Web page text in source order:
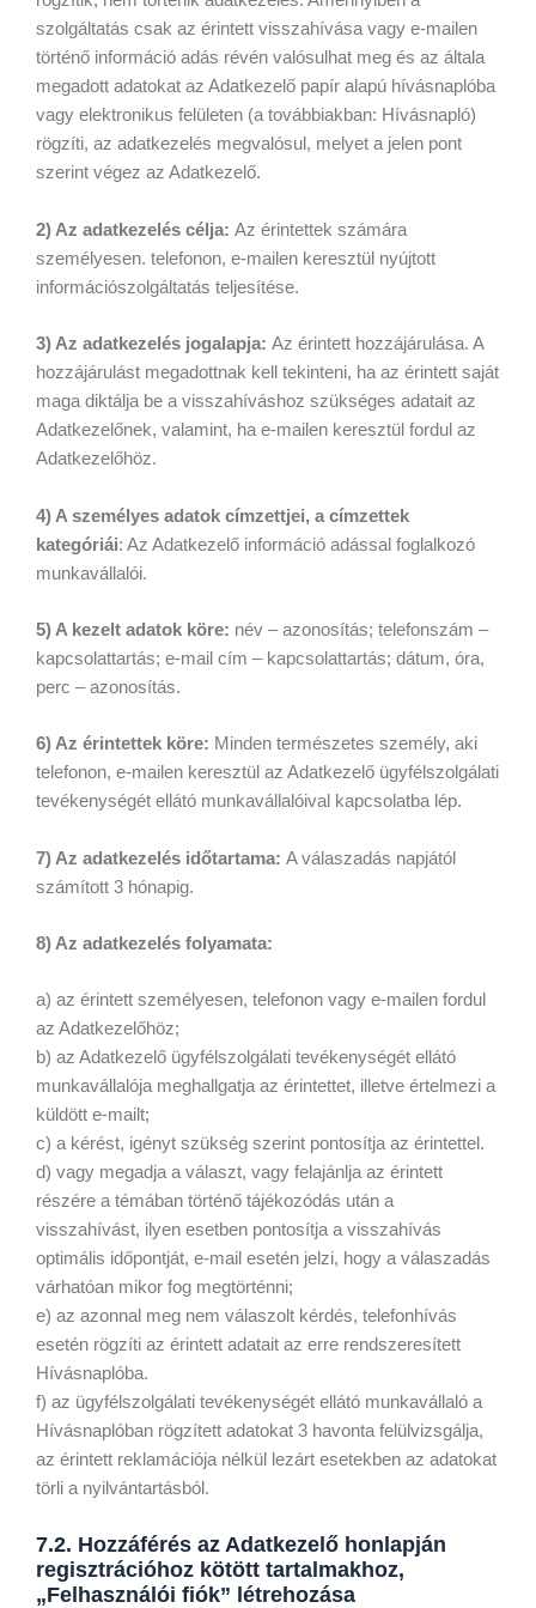
szolgáltatás csak az érintett visszahívása vagy e-mailen
történő információ adás révén valósulhat meg és az általa
megadott adatokat az Adatkezelő papír alapú hívásnaplóba
vagy elektronikus felületen (a továbbiakban: Hívásnapló)
rögzíti, az adatkezelés megvalósul, melyet a jelen pont
szerint végez az Adatkezelő.
2) Az adatkezelés célja: Az érintettek számára
személyesen. telefonon, e-mailen keresztül nyújtott
információszolgáltatás teljesítése.
3) Az adatkezelés jogalapja: Az érintett hozzájárulása. A
hozzájárulást megadottnak kell tekinteni, ha az érintett saját
maga diktálja be a visszahíváshoz szükséges adatait az
Adatkezelőnek, valamint, ha e-mailen keresztül fordul az
Adatkezelőhöz.
4) A személyes adatok címzettjei, a címzettek
kategóriái: Az Adatkezelő információ adással foglalkozó
munkavállalói.
5) A kezelt adatok köre: név – azonosítás; telefonszám –
kapcsolattartás; e-mail cím – kapcsolattartás; dátum, óra,
perc – azonosítás.
6) Az érintettek köre: Minden természetes személy, aki
telefonon, e-mailen keresztül az Adatkezelő ügyfélszolgálati
tevékenységét ellátó munkavállalóival kapcsolatba lép.
7) Az adatkezelés időtartama: A válaszadás napjától
számított 3 hónapig.
8) Az adatkezelés folyamata:
a) az érintett személyesen, telefonon vagy e-mailen fordul
az Adatkezelőhöz;
b) az Adatkezelő ügyfélszolgálati tevékenységét ellátó
munkavállalója meghallgatja az érintettet, illetve értelmezi a
küldött e-mailt;
c) a kérést, igényt szükség szerint pontosítja az érintettel.
d) vagy megadja a választ, vagy felajánlja az érintett
részére a témában történő tájékozódás után a
visszahívást, ilyen esetben pontosítja a visszahívás
optimális időpontját, e-mail esetén jelzi, hogy a válaszadás
várhatóan mikor fog megtörténni;
e) az azonnal meg nem válaszolt kérdés, telefonhívás
esetén rögzíti az érintett adatait az erre rendszeresített
Hívásnaplóba.
f) az ügyfélszolgálati tevékenységét ellátó munkavállaló a
Hívásnaplóban rögzített adatokat 3 havonta felülvizsgálja,
az érintett reklamációja nélkül lezárt esetekben az adatokat
törli a nyilvántartásból.
7.2. Hozzáférés az Adatkezelő honlapján
regisztrációhoz kötött tartalmakhoz,
„Felhasználói fiók” létrehozása